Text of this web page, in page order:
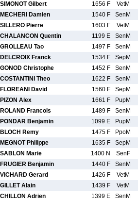
SIMONOT Gilbert 1656 F
VetM
MECHERI Damien 1540 F
SenM
SILLERO Pierre 1603 F
VetM
CHALANCON Quentin 1199 E
SenM
GROLLEAU Tao 1497 F
SenM
DELCROIX Franck 1534 F
SepM
GONOD Christophe 1452 F
SenM
COSTANTINI Theo 1622 F
SenM
FLOREANI David 1560 F
SepM
PIZON Alex 1661 F
PupM
ROLAND Francois 1489 F
SenM
PONDAR Benjamin 1099 E
PupM
BLOCH Remy 1475 F
PpoM
MEGNOT Philippe 1635 F
SepM
SABLON Marie 1400 N
SenF
FRUGIER Benjamin 1440 F
SenM
VICHARD Gerard 1426 F
VetM
GILLET Alain 1439 F
VetM
CHILLON Adrien 1399 E
SenM